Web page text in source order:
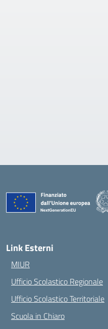
Link Esterni
MIUR
Ufficio Scolastico Regionale
Ufficio Scolastico Territoriale
Scuola in Chiaro